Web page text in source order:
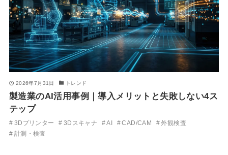
2026年7月31日 トレンド
製造業のAI活用事例｜導入メリットと失敗しない4ス
テップ
3Dプリンター 3Dスキャナ AI CAD/CAM
外観検査
計測・検査